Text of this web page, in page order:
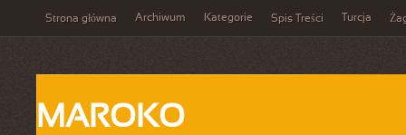
Strona główna Archiwum Kategorie Spis Treści Turcja
MAROKO